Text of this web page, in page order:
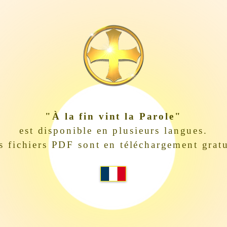
"À la fin vint la Parole"
est disponible en plusieurs langues.
fichiers PDF sont en téléchargement